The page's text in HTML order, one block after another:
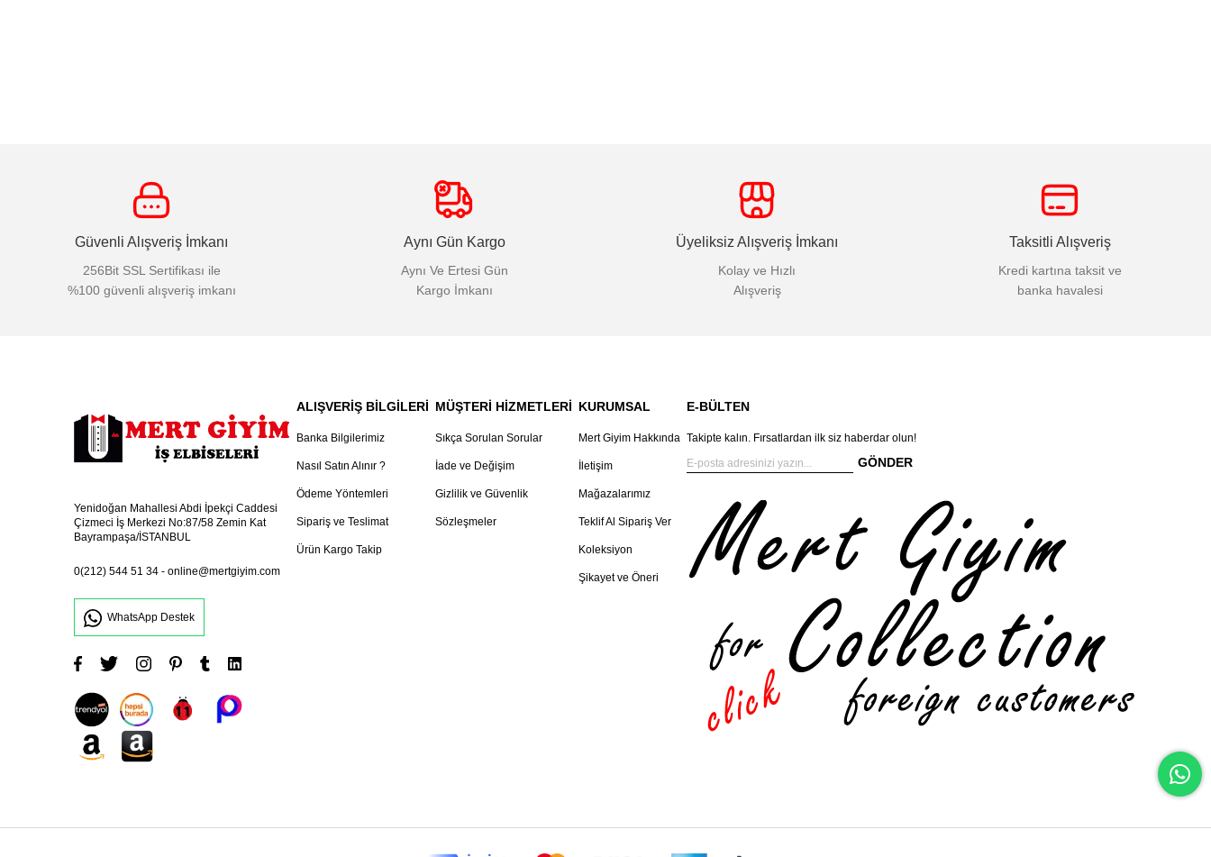
Güvenli Alışveriş İmkanı
256Bit SSL Sertifikası ile
%100 güvenli alışveriş imkanı
Aynı Gün Kargo
Aynı Ve Ertesi Gün
Kargo İmkanı
Üyeliksiz Alışveriş İmkanı
Kolay ve Hızlı
Alışveriş
Taksitli Alışveriş
Kredi kartına taksit ve
banka havalesi
Yenidoğan Mahallesi Abdi İpekçi Caddesi
Çizmeci İş Merkezi No:87/58 Zemin Kat
Bayrampaşa/İSTANBUL
0(212) 544 51 34 - online@mertgiyim.com
WhatsApp Destek
ALIŞVERİŞ BİLGİLERİ
Banka Bilgilerimiz
Nasıl Satın Alınır ?
Ödeme Yöntemleri
Sipariş ve Teslimat
Ürün Kargo Takip
MÜŞTERİ HİZMETLERİ
Sıkça Sorulan Sorular
İade ve Değişim
Gizlilik ve Güvenlik
Sözleşmeler
KURUMSAL
Mert Giyim Hakkında
İletişim
Mağazalarımız
Teklif Al Sipariş Ver
Koleksiyon
Şikayet ve Öneri
E-BÜLTEN
Takipte kalın. Fırsatlardan ilk siz haberdar olun!
GÖNDER